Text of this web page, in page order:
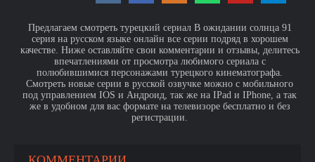
Предлагаем смотреть турецкий сериал В ожидании солнца 91
серия на русском языке онлайн все серии подряд в хорошем
качестве. Ниже оставляйте свои комментарии и отзывы, делитесь
впечатлениями от просмотра любимого сериала с
полюбившимися персонажами турецкого кинематографа.
Смотреть новые серии в русской озвучке можно с мобильного
под управлением IOS и Андроид, так же на IPad и IPhone, а так
же в удобном для вас формате на телевизоре бесплатно и без
регистрации.